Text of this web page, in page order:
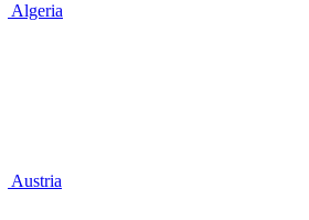
Algeria
Austria